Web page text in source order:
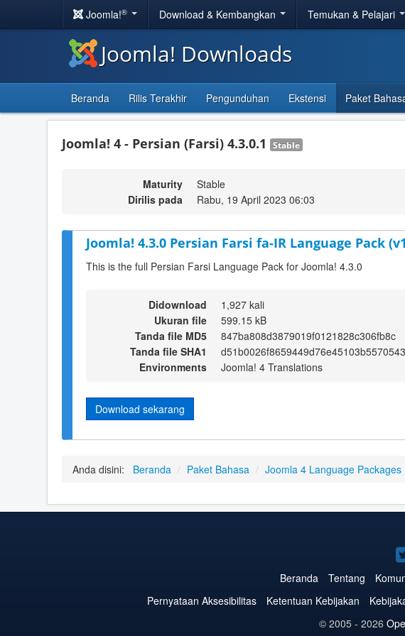
Joomla!® Download & Kembangkan Temukan & Pelajari
Joomla! Downloads
Beranda Rilis Terakhir Pengunduhan Ekstensi Paket
Joomla! 4 - Persian (Farsi) 4.3.0.1 Stable
Maturity
Stable
Dirilis pada
Rabu, 19 April 2023 06:03
Joomla! 4.3.0 Persian Farsi fa-IR Language Pack
This is the full Persian Farsi Language Pack for Joomla! 4.3.0
Didownload
1,927 kali
Ukuran file
599.15 kB
Tanda file MD5
847ba808d3879019f0121828c306fb8c
Tanda file SHA1
Environments
Joomla! 4 Translations
Download sekarang
Anda disini: Beranda / Paket Bahasa / Joomla 4 Language Packages
Beranda Tentang
Pernyataan Aksesibilitas
Ketentuan Kebijakan
© 2005 - 2026